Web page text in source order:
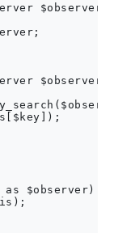
$observer)
$observer)
$observer) {